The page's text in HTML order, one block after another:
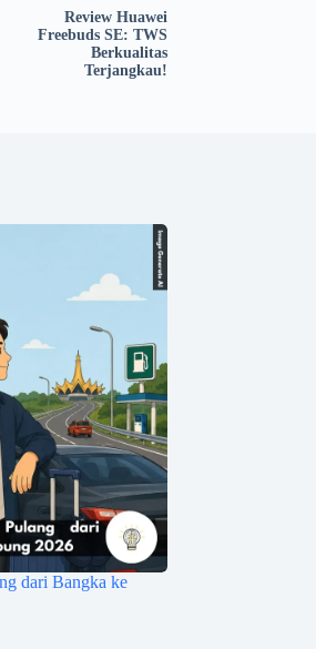
Review Huawei
Freebuds SE: TWS
Berkualitas
Terjangkau!
dari Bangka ke